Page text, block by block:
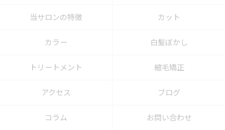
当サロンの特徴 カット
カラー 白髪ぼかし
トリートメント 縮毛矯正
アクセス ブログ
コラム お問い合わせ